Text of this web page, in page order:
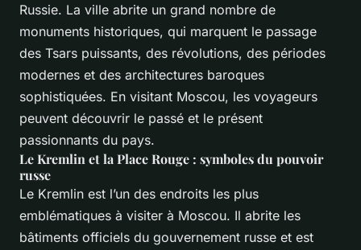
Russie. La ville abrite un grand nombre de
monuments historiques, qui marquent le passage
des Tsars puissants, des révolutions, des périodes
modernes et des architectures baroques
sophistiquées. En visitant Moscou, les voyageurs
peuvent découvrir le passé et le présent
passionnants du pays.
Le Kremlin et la Place Rouge : symboles du pouvoir
russe
Le Kremlin est l’un des endroits les plus
emblématiques à visiter à Moscou. Il abrite les
bâtiments officiels du gouvernement russe et est